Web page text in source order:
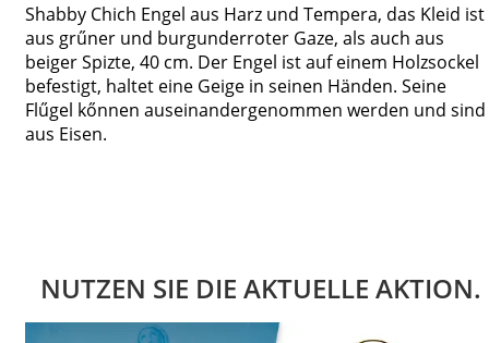
Shabby Chich Engel aus Harz und Tempera, das Kleid ist
aus grűner und burgunderroter Gaze, als auch aus
beiger Spizte, 40 cm. Der Engel ist auf einem Holzsockel
befestigt, haltet eine Geige in seinen Händen. Seine
Flűgel kőnnen auseinandergenommen werden und sind
aus Eisen.
NUTZEN SIE DIE AKTUELLE AKTION.